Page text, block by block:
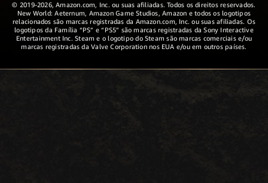
© 2019-2026, Amazon.com, Inc. ou suas afiliadas. Todos os direitos reservados.
New World: Aeternum, Amazon Game Studios, Amazon e todos os logotipos
relacionados são marcas registradas da Amazon.com, Inc. ou suas afiliadas. Os
logotipos da Família “PS” e “PS5” são marcas registradas da Sony Interactive
Entertainment Inc. Steam e o logotipo do Steam são marcas comerciais e/ou
marcas registradas da Valve Corporation nos EUA e/ou em outros países.